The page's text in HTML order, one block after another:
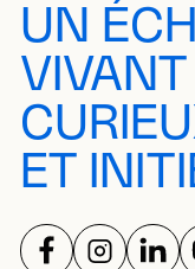
UN
ET
SUIVEZ-SUIVEZ-